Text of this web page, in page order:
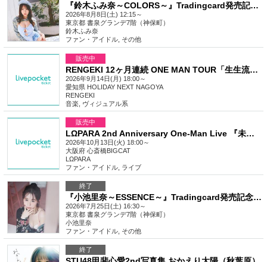
『鈴木ふみ奈～COLORS～』Tradingcard発売記念握手会イベント（神保町）
2026年8月8日(土) 12:15～
東京都 書泉グランデ7階（神保町）
鈴木ふみ奈
ファン・アイドル その他
販売中
RENGEKI 12ヶ月連続 ONE MAN TOUR「生生流転」‐9月編‐
2026年9月14日(月) 18:00～
愛知県 HOLIDAY NEXT NAGOYA
RENGEKI
音楽
ヴィジュアル系
販売中
LΩPARA 2nd Anniversary One-Man Live 『未来都市』
2026年10月13日(火) 18:00～
大阪府 心斎橋BIGCAT
LΩPARA
ファン・アイドル ライブ
終了
『小池里奈～ESSENCE～』Tradingcard発売記念握手会イベント（神保町）
2026年7月25日(土) 16:30～
東京都 書泉グランデ7階（神保町）
小池里奈
ファン・アイドル その他
終了